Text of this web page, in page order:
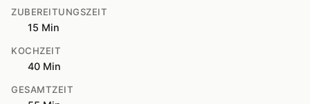
ZUBEREITUNGSZEIT
15 Min
KOCHZEIT
40 Min
GESAMTZEIT